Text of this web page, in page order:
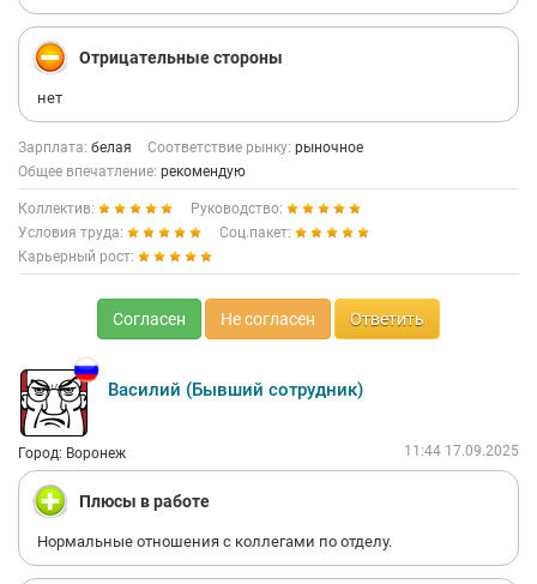
Отрицательные стороны
нет
Зарплата: белая Соответствие рынку: рыночное
Общее впечатление: рекомендую
Коллектив:
Руководство:
Условия труда:
Соц.пакет:
Карьерный рост:
Согласен Не согласен Ответить
Василий (Бывший сотрудник)
Город: Воронеж 11:44 17.09.2025
Плюсы в работе
Нормальные отношения с коллегами по отделу.